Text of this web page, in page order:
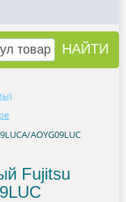
AOYG09LUC
Fujitsu